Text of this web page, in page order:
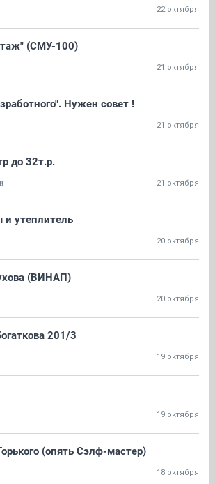
22 октября
(СМУ-100)
21 октября
Нужен совет !
21 октября
до 32т.р.
21 октября
и утеплитель
20 октября
(ВИНАП)
20 октября
201/3
19 октября
19 октября
(опять Сэлф-мастер)
18 октября